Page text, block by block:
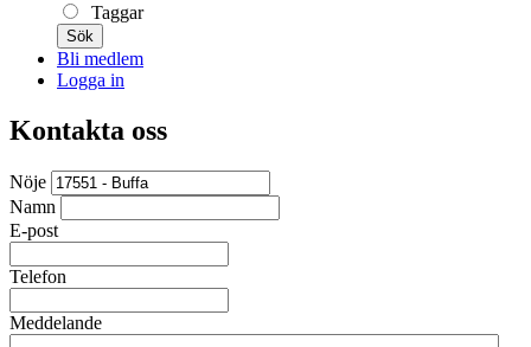
Taggar
Sök
Bli medlem
Logga in
Kontakta oss
Nöje
Namn
E-post
Telefon
Meddelande